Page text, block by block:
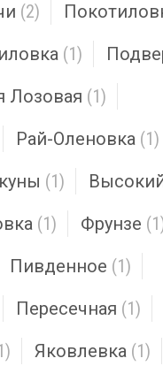
(2)
(1)
Лозовая (1)
Рай-Оленовка (1)
(1)
(1) Фрунзе
Пивденное (1)
Пересечная (1)
Яковлевка (1)